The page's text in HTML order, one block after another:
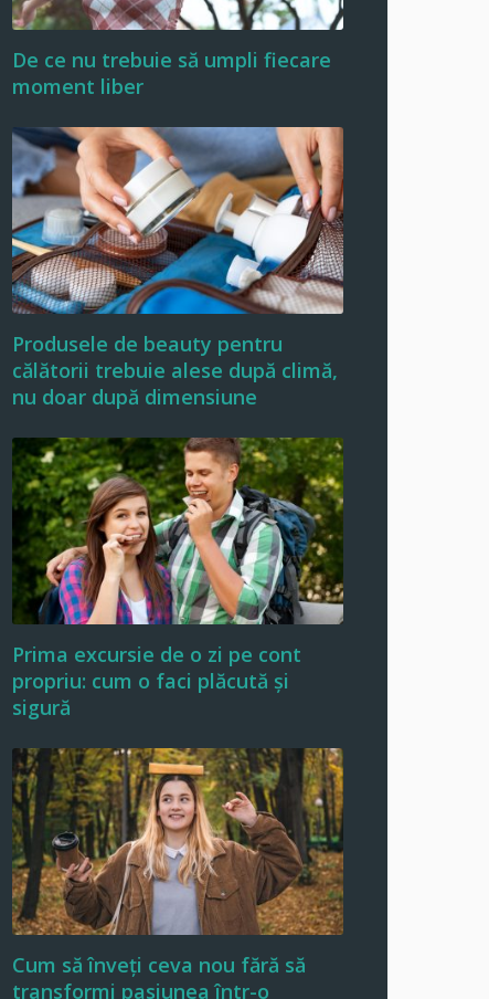
De ce nu trebuie să umpli fiecare
moment liber
Produsele de beauty pentru
călătorii trebuie alese după climă,
nu doar după dimensiune
Prima excursie de o zi pe cont
propriu: cum o faci plăcută și
sigură
Cum să înveți ceva nou fără să
transformi pasiunea într-o